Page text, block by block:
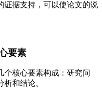
证据支持，可以使论文的说
要素
个核心要素构成：研究问
和结论。